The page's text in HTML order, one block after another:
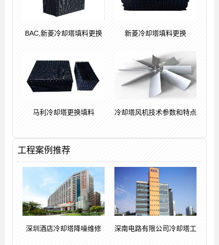
BAC,新菱冷却塔填料更换 新菱冷却塔填料更换
马利冷却塔更换填料 冷却塔风机技术参数和特点
工程案例推荐
深圳酒店冷却塔降噪维修 深南电路有限公司冷却塔工